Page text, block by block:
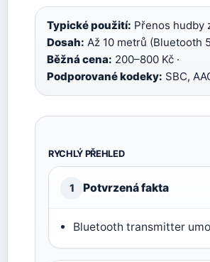
Typické použití: Přenos hudby
Dosah: Až 10 metrů (Bluetooth
Běžná cena: 200–800 Kč ·
Podporované kodeky: SBC,
RYCHLÝ PŘEHLED
1 Potvrzená fakta
Bluetooth transmitter